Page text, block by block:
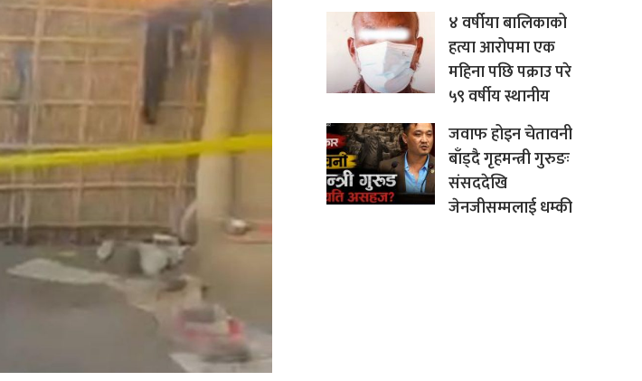
४ वर्षीया बालिकाको
हत्या आरोपमा एक
महिना पछि पक्राउ परे
५९ वर्षीय स्थानीय
जवाफ होइन चेतावनी
बाँड्दै गृहमन्त्री गुरुङः
संसददेखि
जेनजीसम्मलाई धम्की